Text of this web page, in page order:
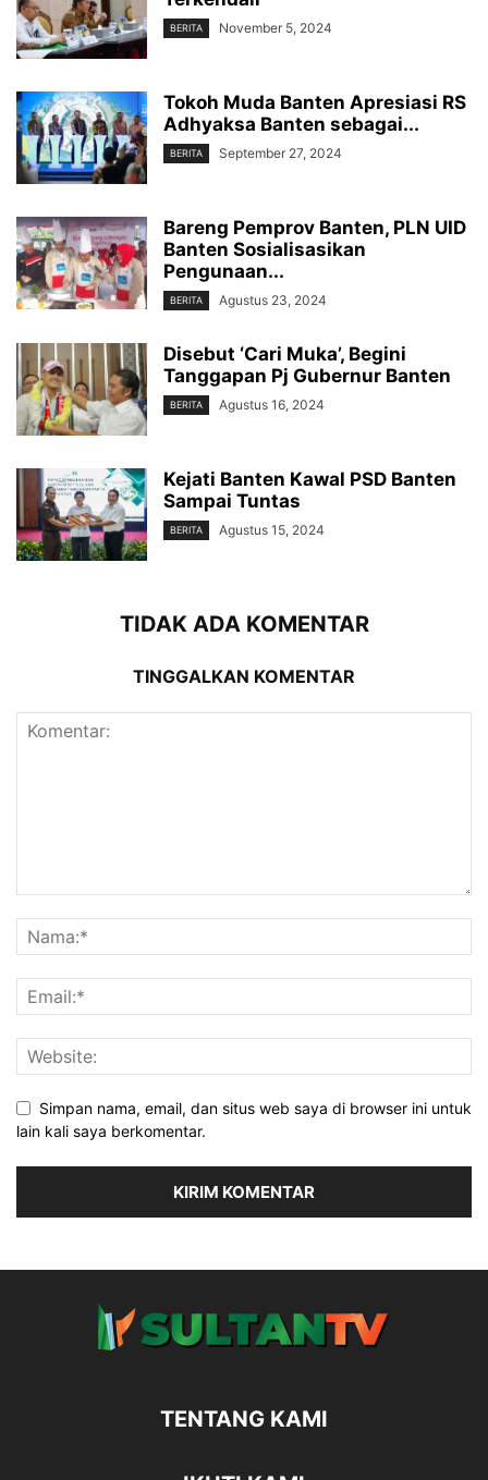
BERITA November 5, 2024
Tokoh Muda Banten Apresiasi RS
Adhyaksa Banten sebagai...
BERITA September 27, 2024
Bareng Pemprov Banten, PLN UID
Banten Sosialisasikan
Pengunaan...
BERITA Agustus 23, 2024
Disebut ‘Cari Muka’, Begini
Tanggapan Pj Gubernur Banten
BERITA Agustus 16, 2024
Kejati Banten Kawal PSD Banten
Sampai Tuntas
BERITA Agustus 15, 2024
TIDAK ADA KOMENTAR
TINGGALKAN KOMENTAR
Simpan nama, email, dan situs web saya di browser ini untuk
lain kali saya berkomentar.
TENTANG KAMI